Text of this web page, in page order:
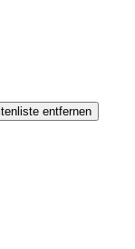
entfernen